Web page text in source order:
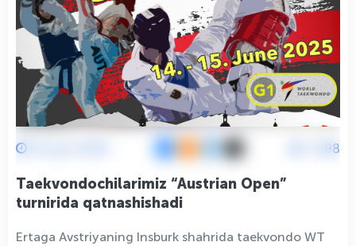
1298
Taekvondochilarimiz “Austrian Open”
turnirida qatnashishadi
Ertaga Avstriyaning Insburk shahrida taekvondo WT